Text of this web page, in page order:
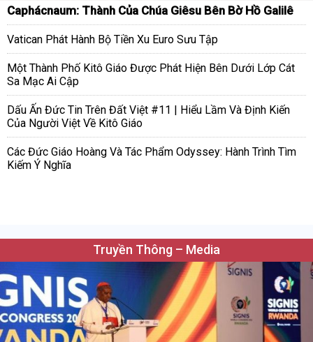
Caphácnaum: Thành Của Chúa Giêsu Bên Bờ Hồ Galilê
Vatican Phát Hành Bộ Tiền Xu Euro Sưu Tập
Một Thành Phố Kitô Giáo Được Phát Hiện Bên Dưới Lớp Cát
Sa Mạc Ai Cập
Dấu Ấn Đức Tin Trên Đất Việt #11 | Hiểu Lầm Và Định Kiến
Của Người Việt Về Kitô Giáo
Các Đức Giáo Hoàng Và Tác Phẩm Odyssey: Hành Trình Tìm
Kiếm Ý Nghĩa
Truyền Thông – Media